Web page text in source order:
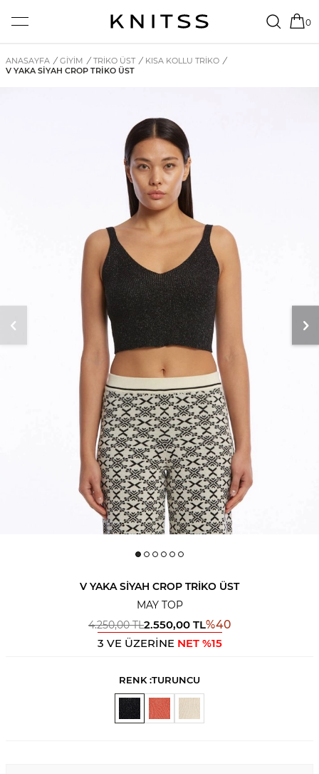
0
ANASAYFA / GİYİM / TRIKO ÜST / KISA KOLLU TRIKO /
V YAKA SIYAH CROP TRIKO ÜST
V YAKA SIYAH CROP TRIKO ÜST
MAY TOP
4.250,00TL2.550,00 TL%40
3 VE ÜZERİNE NET %15
RENK :TURUNCU